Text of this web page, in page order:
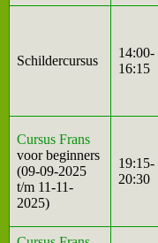
Schildercursus
14:00-
16:15
Cursus Frans
voor beginners
(09-09-2025
t/m 11-11-
2025)
19:15-
20:30